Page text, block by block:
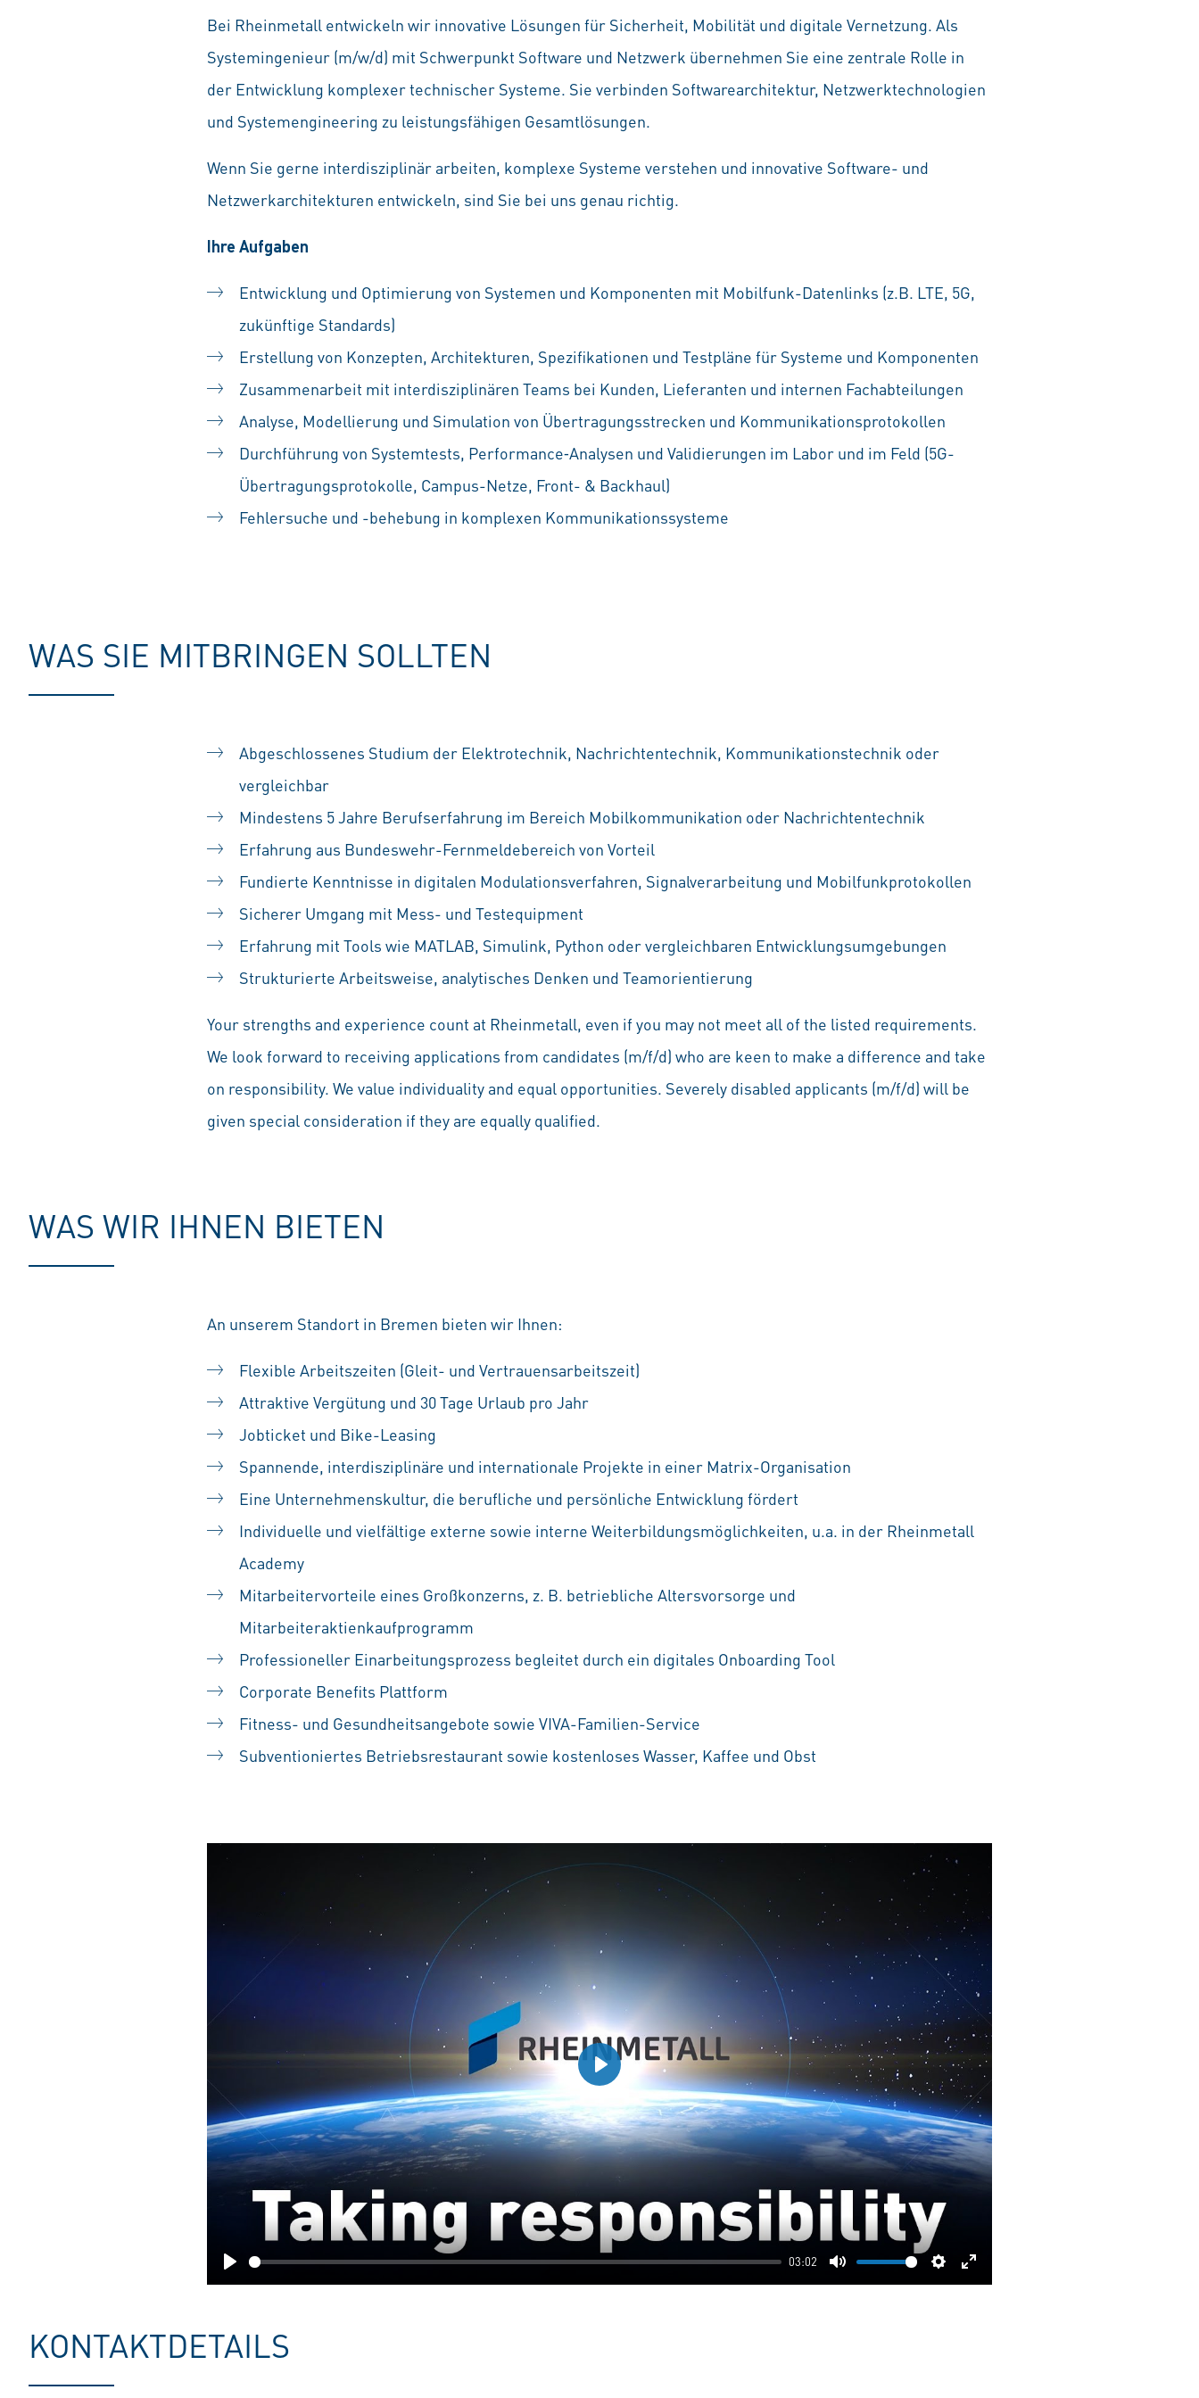
Bei Rheinmetall entwickeln wir innovative Lösungen für Sicherheit, Mobilität und digitale Vernetzung. Als
Systemingenieur (m/w/d) mit Schwerpunkt Software und Netzwerk übernehmen Sie eine zentrale Rolle in
der Entwicklung komplexer technischer Systeme. Sie verbinden Softwarearchitektur, Netzwerktechnologien
und Systemengineering zu leistungsfähigen Gesamtlösungen.
Wenn Sie gerne interdisziplinär arbeiten, komplexe Systeme verstehen und innovative Software- und
Netzwerkarchitekturen entwickeln, sind Sie bei uns genau richtig.
Ihre Aufgaben
Entwicklung und Optimierung von Systemen und Komponenten mit Mobilfunk-Datenlinks (z.B. LTE, 5G,
zukünftige Standards)
Erstellung von Konzepten, Architekturen, Spezifikationen und Testpläne für Systeme und Komponenten
Zusammenarbeit mit interdisziplinären Teams bei Kunden, Lieferanten und internen Fachabteilungen
Analyse, Modellierung und Simulation von Übertragungsstrecken und Kommunikationsprotokollen
Durchführung von Systemtests, Performance‑Analysen und Validierungen im Labor und im Feld (5G-
Übertragungsprotokolle, Campus-Netze, Front- & Backhaul)
Fehlersuche und -behebung in komplexen Kommunikationssysteme
WAS SIE MITBRINGEN SOLLTEN
Abgeschlossenes Studium der Elektrotechnik, Nachrichtentechnik, Kommunikationstechnik oder
vergleichbar
Mindestens 5 Jahre Berufserfahrung im Bereich Mobilkommunikation oder Nachrichtentechnik
Erfahrung aus Bundeswehr-Fernmeldebereich von Vorteil
Fundierte Kenntnisse in digitalen Modulationsverfahren, Signalverarbeitung und Mobilfunkprotokollen
Sicherer Umgang mit Mess- und Testequipment
Erfahrung mit Tools wie MATLAB, Simulink, Python oder vergleichbaren Entwicklungsumgebungen
Strukturierte Arbeitsweise, analytisches Denken und Teamorientierung
Your strengths and experience count at Rheinmetall, even if you may not meet all of the listed requirements.
We look forward to receiving applications from candidates (m/f/d) who are keen to make a difference and take
on responsibility. We value individuality and equal opportunities. Severely disabled applicants (m/f/d) will be
given special consideration if they are equally qualified.
WAS WIR IHNEN BIETEN
An unserem Standort in Bremen bieten wir Ihnen:
Flexible Arbeitszeiten (Gleit- und Vertrauensarbeitszeit)
Attraktive Vergütung und 30 Tage Urlaub pro Jahr
Jobticket und Bike-Leasing
Spannende, interdisziplinäre und internationale Projekte in einer Matrix-Organisation
Eine Unternehmenskultur, die berufliche und persönliche Entwicklung fördert
Individuelle und vielfältige externe sowie interne Weiterbildungsmöglichkeiten, u.a. in der Rheinmetall
Academy
Mitarbeitervorteile eines Großkonzerns, z. B. betriebliche Altersvorsorge und
Mitarbeiteraktienkaufprogramm
Professioneller Einarbeitungsprozess begleitet durch ein digitales Onboarding Tool
Corporate Benefits Plattform
Fitness- und Gesundheitsangebote sowie VIVA-Familien-Service
Subventioniertes Betriebsrestaurant sowie kostenloses Wasser, Kaffee und Obst
Play
03:02
Mute Settings
Enter
Play
KONTAKTDETAILS